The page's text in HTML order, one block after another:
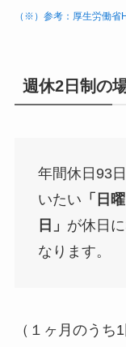
（※）参考：厚生労働省
週休2日制の
年間休日93
いたい 「日
日」 が休日
なります。
（１ヶ月のう